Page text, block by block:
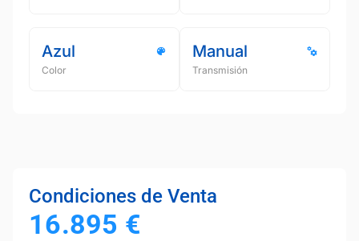
Azul
Color
Manual
Transmisión
Condiciones de Venta
16.895 €